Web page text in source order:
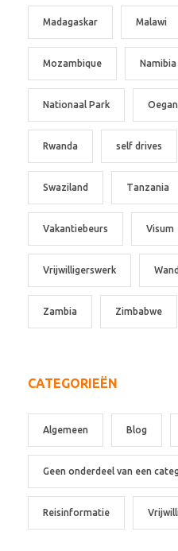
Madagaskar Malawi
Mozambique Namibia
Nationaal Park
Rwanda self drives
Swaziland Tanzania
Vakantiebeurs Visum
Vrijwilligerswerk
Zambia Zimbabwe
CATEGORIEËN
Algemeen Blog
Geen onderdeel van een
Reisinformatie